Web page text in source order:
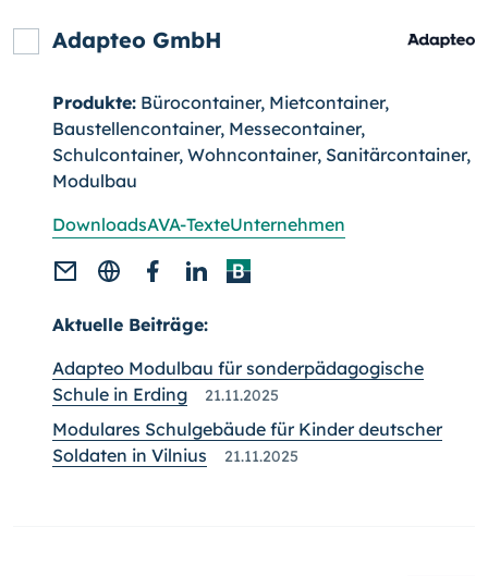
Adapteo GmbH
Produkte: Bürocontainer, Mietcontainer,
Baustellencontainer, Messecontainer,
Schulcontainer, Wohncontainer, Sanitärcontainer,
Modulbau
DownloadsAVA-TexteUnternehmen
Aktuelle Beiträge:
Adapteo Modulbau für sonderpädagogische
Schule in Erding
21.11.2025
Modulares Schulgebäude für Kinder deutscher
Soldaten in Vilnius
21.11.2025